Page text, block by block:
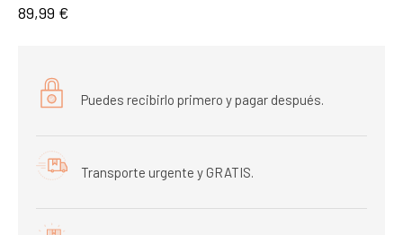
89,99 €
Puedes recibirlo primero y pagar después.
Transporte urgente y GRATIS.